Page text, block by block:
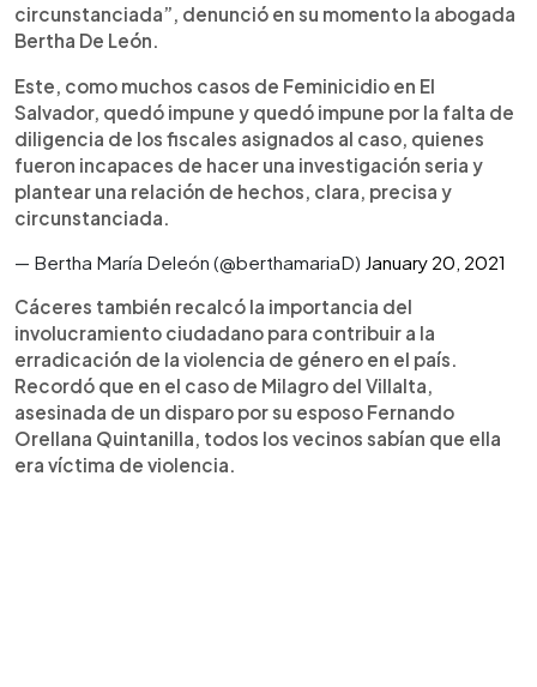
circunstanciada”, denunció en su momento la abogada
Bertha De León.
Este, como muchos casos de Feminicidio en El
Salvador, quedó impune y quedó impune por la falta de
diligencia de los fiscales asignados al caso, quienes
fueron incapaces de hacer una investigación seria y
plantear una relación de hechos, clara, precisa y
circunstanciada.
— Bertha María Deleón (@berthamariaD) January 20, 2021
Cáceres también recalcó la importancia del
involucramiento ciudadano para contribuir a la
erradicación de la violencia de género en el país.
Recordó que en el caso de Milagro del Villalta,
asesinada de un disparo por su esposo Fernando
Orellana Quintanilla, todos los vecinos sabían que ella
era víctima de violencia.